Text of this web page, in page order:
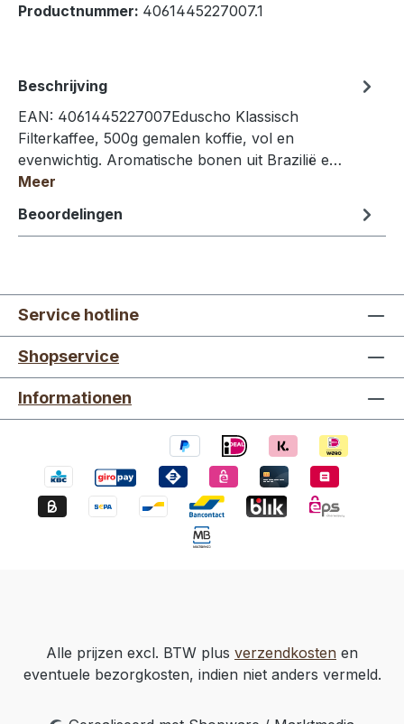
Productnummer: 4061445227007.1
Beschrijving
EAN: 4061445227007Eduscho Klassisch
Filterkaffee, 500g gemalen koffie, vol en
evenwichtig. Aromatische bonen uit Brazilië e…
Meer
Beoordelingen
Service hotline
Shopservice
Informationen
Alle prijzen excl. BTW plus verzendkosten en
eventuele bezorgkosten, indien niet anders vermeld.